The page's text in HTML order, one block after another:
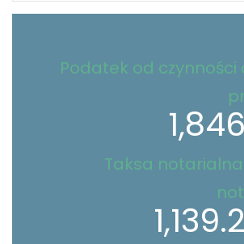
Podatek od czynności
Taksa